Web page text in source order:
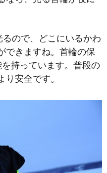
ので、どこにいるかわ
できますね。首輪の保
持っています。普段の
安全です。